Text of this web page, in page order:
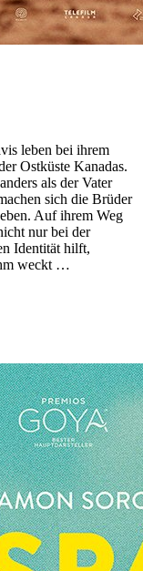
leben bei ihrem
Ostküste Kanadas.
als der Vater
sich die Brüder
Auf ihrem Weg
nur bei der
Identität hilft,
weckt …